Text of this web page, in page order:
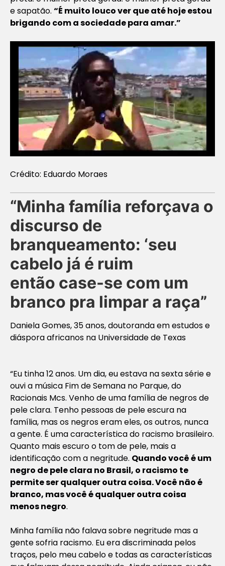
e sapatão. “É muito louco ver que até hoje estou
brigando com a sociedade para amar.”
Crédito: Eduardo Moraes
“Minha família reforçava o
discurso de
branqueamento: ‘seu
cabelo já é ruim
então case-se com um
branco pra limpar a raça”
Daniela Gomes, 35 anos, doutoranda em estudos e
diáspora africanos na Universidade de Texas
“Eu tinha 12 anos. Um dia, eu estava na sexta série e
ouvi a música Fim de Semana no Parque, do
Racionais Mcs. Venho de uma família de negros de
pele clara. Tenho pessoas de pele escura na
família, mas os negros eram eles, os outros, nunca
a gente. É uma característica do racismo brasileiro.
Quanto mais escuro o tom de pele, mais a
identificação com a negritude. Quando você é um
negro de pele clara no Brasil, o racismo te
permite ser qualquer outra coisa. Você não é
branco, mas você é qualquer outra coisa
menos negro.
Minha família não falava sobre negritude mas a
gente sofria racismo. Eu era discriminada pelos
traços, pelo meu cabelo e todas as características